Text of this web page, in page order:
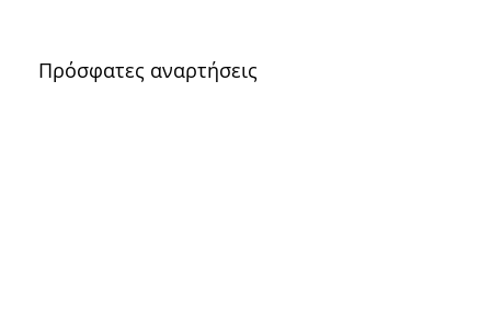
Πρόσφατες αναρτήσεις